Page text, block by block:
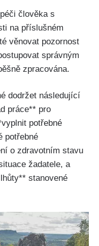
člověka s
na příslušném
věnovat pozornost
správným
zpracována.
dodržet následující
práce** pro
potřebné
potřebné
o zdravotním stavu
žadatele, a
stanovené